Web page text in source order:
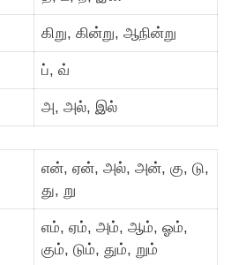
கிறு, கின்று, ஆநின்று
ப், வ்
அ, அல், இல்
என், ஏன், அல், அன், கு, டு,
து, று
எம், ஏம், அம், ஆம், ஓம்,
கும், டும், தும், றும்